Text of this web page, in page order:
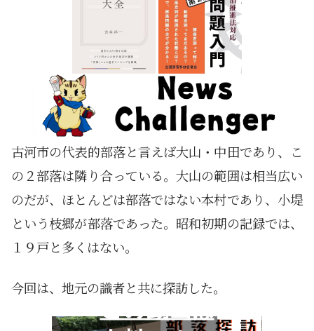
古河市の代表的部落と言えば大山・中田であり、こ
の２部落は隣り合っている。大山の範囲は相当広い
のだが、ほとんどは部落ではない本村であり、小堤
という枝郷が部落であった。昭和初期の記録では、
１９戸と多くはない。
今回は、地元の識者と共に探訪した。